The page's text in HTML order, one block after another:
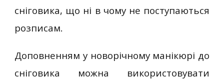
сніговика, що ні в чому не поступаються
розписам.
Доповненням у новорічному манікюрі до
сніговика можна використовувати